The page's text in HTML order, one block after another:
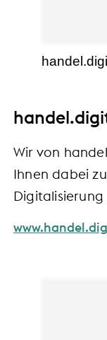
Wir von
Ihnen dabei
Digitalisierung